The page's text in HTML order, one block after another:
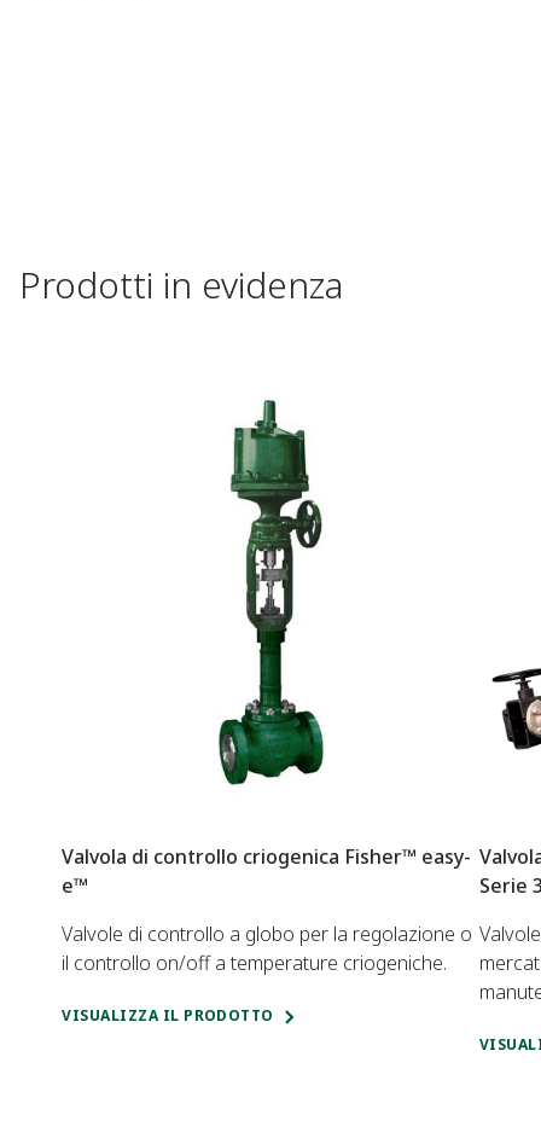
Prodotti in evidenza
Valvola di controllo criogenica Fisher™ easy-
e™
Valvole di controllo a globo per la regolazione o
il controllo on/off a temperature criogeniche.
VISUALIZZA IL PRODOTTO
Serie